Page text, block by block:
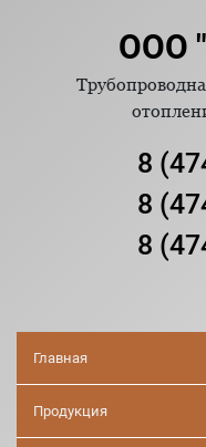
ООО
8
8
8
Главная
Продукция